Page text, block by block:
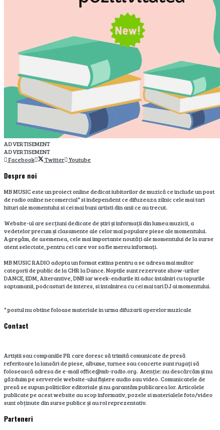
ADVERTISEMENT
ADVERTISEMENT
Facebook
Twitter Youtube
Despre noi
MB MUSIC este un proiect online dedicat iubitorilor de muzică ce include un post
de radio online necomercial* si independent ce difuzeaza zilnic cele mai tari
hituri ale momentului si cei mai buni artisti din anii ce au trecut.
Website-ul are secțiuni dedicate de știri și informații din lumea muzicii, a
vedetelor precum și clasamente ale celor mai populare piese ale momentului.
Agregăm, de asemenea, cele mai importante noutăți ale momentului de la surse
atent selectate, pentru cei care vor sa fie mereu informați.
MB MUSIC RADIO adopta un format extins pentru a se adresa mai multor
categorii de public de la CHR la Dance. Noptile sunt rezervate show-urilor
DANCE, EDM, Alterantive, DNB iar week-endurile iti aduc intalniri cu topurile
saptamanii, podcasturi de interes, si intalnirea cu cei mai tari DJ ai momentului.
* postul nu obtine foloase materiale in urma difuzarii operelor muzicale
Contact
Artiștii sau companiile PR care doresc să trimită comunicate de presă
referitoare la lansări de piese, albume, turnee sau concerte sunt rugați să
folosească adresa de e-mail office@mb-radio.org. Atenție: nu descărcăm și nu
găzduim pe serverele website-ului fișiere audio sau video. Comunicatele de
presă se supun politicilor editoriale și nu garantăm publicarea lor. Articolele
publicate pe acest website au scop informativ, pozele si materialele foto/video
sunt obținute din surse publice și au rol reprezentativ.
Parteneri